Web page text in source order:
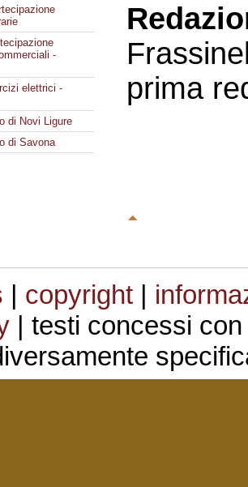
-
elettrici -
di Novi Ligure
di Savona
prima
| copyright|
| testi concessi